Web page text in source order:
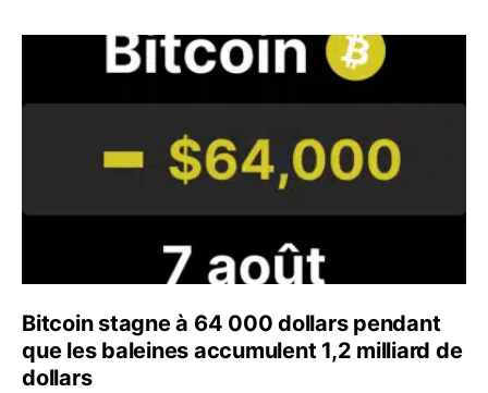
Bitcoin stagne à 64 000 dollars pendant que les
Bitcoin stagne à 64 000 dollars pendant
que les baleines accumulent 1,2 milliard de
dollars